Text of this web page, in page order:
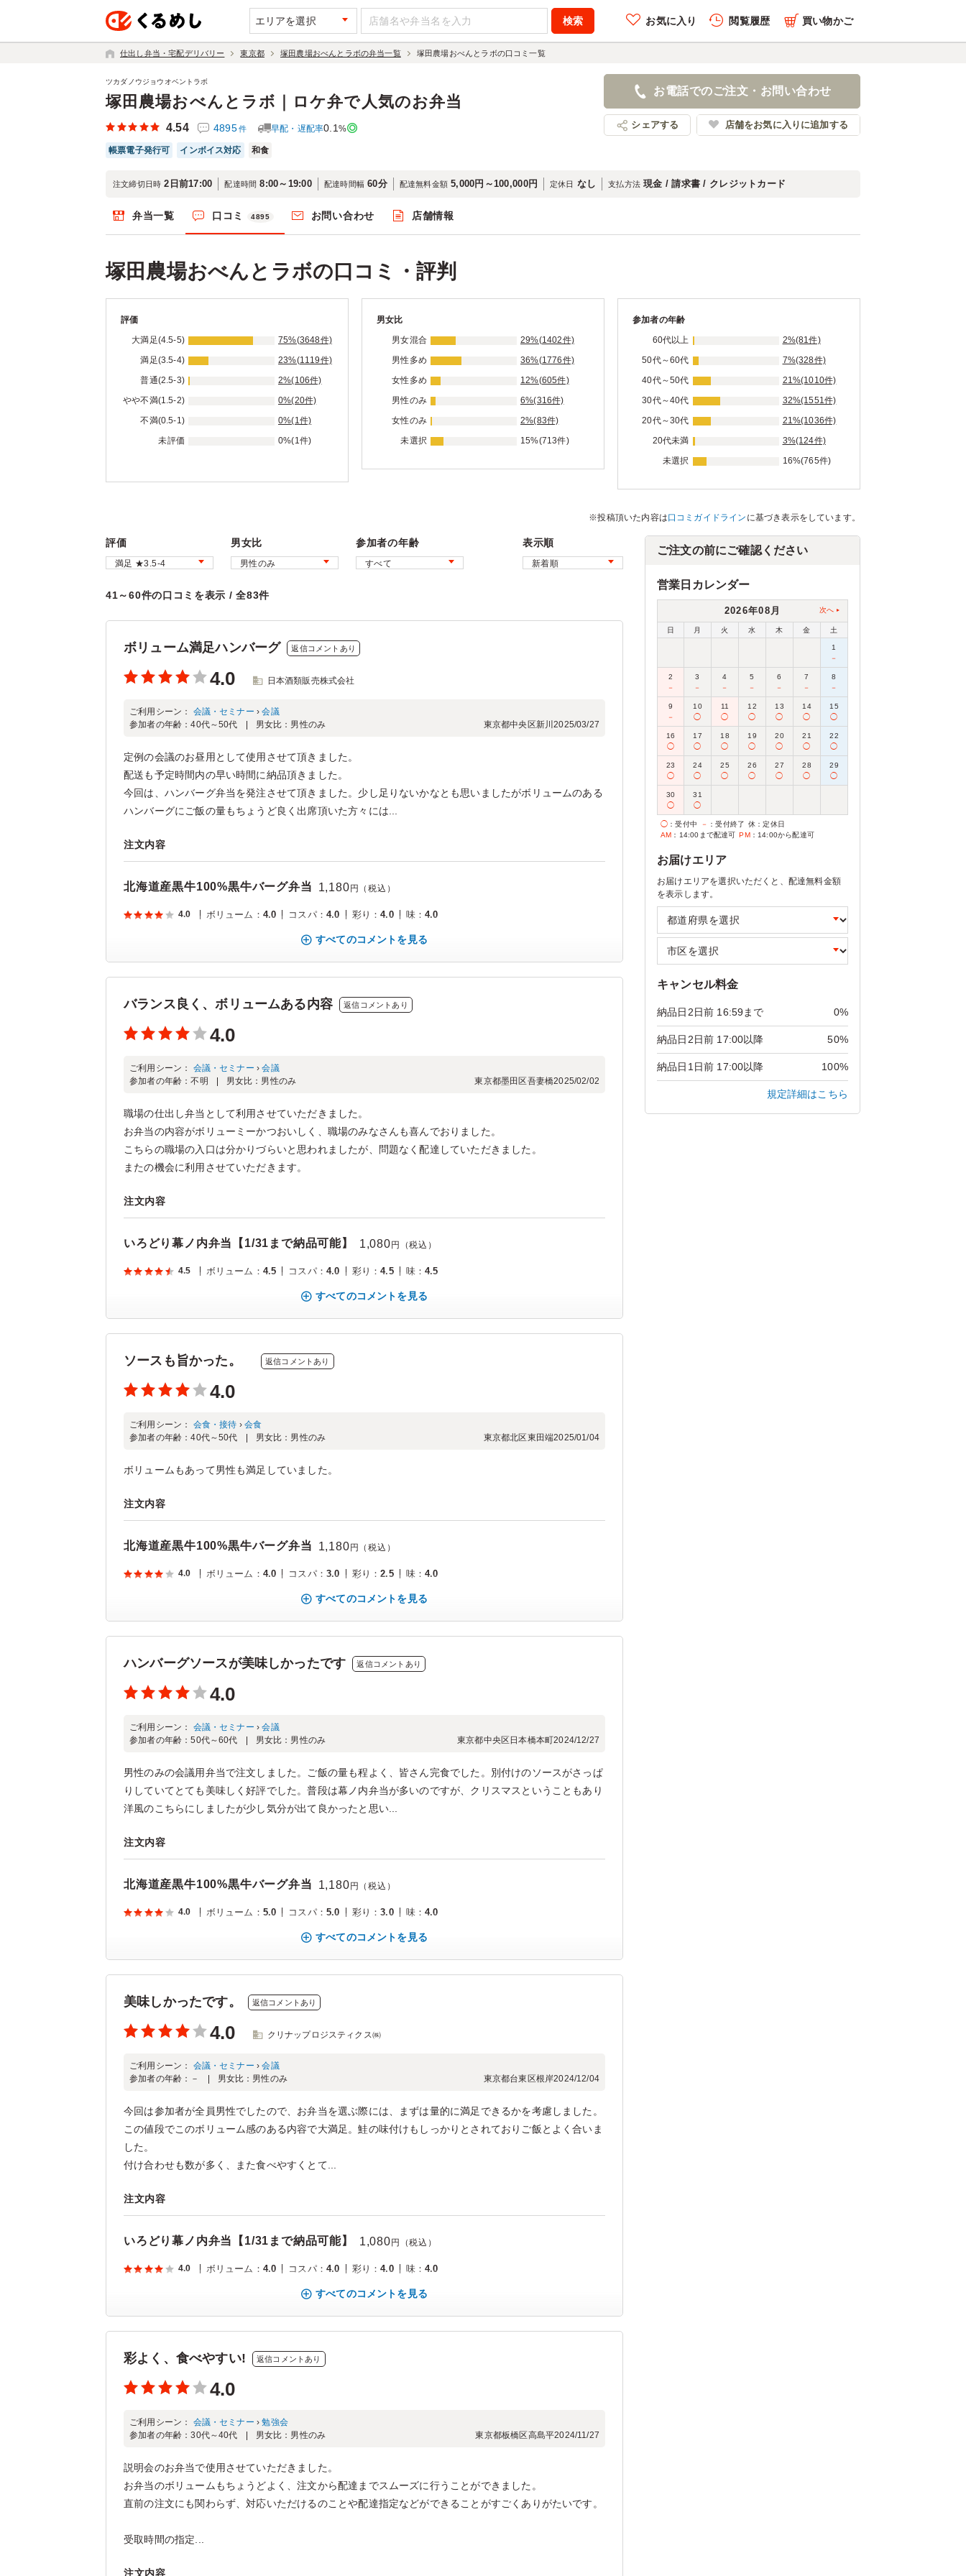
エリアを選択 お気に入り 閲覧履歴 買い物かご
仕出し弁当・宅配デリバリー 東京都 塚田農場おべんとラボの弁当一覧 塚田農場おべんとラボの口コミ一覧
塚田農場おべんとラボ｜ロケ弁で人気のお弁当
ツカダノウジョウオベントラボ
4.54 4895件 早配・遅配率0.1 %
帳票電子発行可 インボイス対応 和食
お電話でのご注文・お問い合わせ
シェアする 店舗をお気に入りに追加する
注文締切日時 2日前17:00 配達時間 8:00～19:00 配達時間幅 60分 配達無料金額 5,000円～100,000円 定休日 なし 支払方法 現金 / 請求書 / クレジットカード
弁当一覧 口コミ 4895 お問い合わせ 店舗情報
塚田農場おべんとラボの口コミ・評判
評価
大満足(4.5-5)
75%(3648件)
満足(3.5-4)
23%(1119件)
普通(2.5-3)
2%(106件)
やや不満(1.5-2)
0%(20件)
不満(0.5-1)
0%(1件)
未評価
0%(1件)
男女比
男女混合
29%(1402件)
男性多め
36%(1776件)
女性多め
12%(605件)
男性のみ
6%(316件)
女性のみ
2%(83件)
未選択
15%(713件)
参加者の年齢
60代以上
2%(81件)
50代～60代
7%(328件)
40代～50代
21%(1010件)
30代～40代
32%(1551件)
20代～30代
21%(1036件)
20代未満
3%(124件)
未選択
16%(765件)
※投稿頂いた内容は口コミガイドライン に基づき表示をしています。
評価 男女比 参加者の年齢 表示順
41～60件の口コミを表示 / 全83件
ボリューム満足ハンバーグ 返信コメントあり
4.0 日本酒類販売株式会社
ご利用シーン： 会議・セミナー ›会議
参加者の年齢：40代～50代 男女比： 男性のみ 東京都中央区新川2025/03/27
定例の会議のお昼用として使用させて頂きました。
配送も予定時間内の早い時間に納品頂きました。
今回は、ハンバーグ弁当を発注させて頂きました。少し足りないかなとも思いましたがボリュームのある
ハンバーグにご飯の量もちょうど良く出席頂いた方々には...
注文内容
北海道産黒牛100%黒牛バーグ弁当 1,180 円（税込）
4.0 ボリューム ： 4.0 コスパ： 4.0 彩り ：4.0 味：4.0
すべてのコメントを見る
バランス良く、ボリュームある内容 返信コメントあり
4.0
ご利用シーン： 会議・セミナー ›会議
参加者の年齢：不明 男女比： 男性のみ 東京都墨田区吾妻橋2025/02/02
職場の仕出し弁当として利用させていただきました。
お弁当の内容がボリューミーかつおいしく、職場のみなさんも喜んでおりました。
こちらの職場の入口は分かりづらいと思われましたが、問題なく配達していただきました。
またの機会に利用させていただきます。
注文内容
いろどり幕ノ内弁当【1/31まで納品可能】 1,080 円（税込）
4.5 ボリューム ： 4.5 コスパ： 4.0 彩り ：4.5 味：4.5
すべてのコメントを見る
ソースも旨かった。 返信コメントあり
4.0
ご利用シーン： 会食・接待 › 会食
参加者の年齢：40代～50代 男女比： 男性のみ 東京都北区東田端2025/01/04
ボリュームもあって男性も満足していました。
注文内容
北海道産黒牛100%黒牛バーグ弁当 1,180 円（税込）
4.0 ボリューム ： 4.0 コスパ： 3.0 彩り ：2.5 味：4.0
すべてのコメントを見る
ハンバーグソースが美味しかったです 返信コメントあり
4.0
ご利用シーン： 会議・セミナー ›会議
参加者の年齢：50代～60代 男女比： 男性のみ 東京都中央区日本橋本町2024/12/27
男性のみの会議用弁当で注文しました。ご飯の量も程よく、皆さん完食でした。別付けのソースがさっぱ
りしていてとても美味しく好評でした。普段は幕ノ内弁当が多いのですが、クリスマスということもあり
洋風のこちらにしましたが少し気分が出て良かったと思い...
注文内容
北海道産黒牛100%黒牛バーグ弁当 1,180 円（税込）
4.0 ボリューム ： 5.0 コスパ： 5.0 彩り ：3.0 味：4.0
すべてのコメントを見る
美味しかったです。 返信コメントあり
4.0 クリナップロジスティクス㈱
ご利用シーン： 会議・セミナー ›会議
参加者の年齢： － 男女比： 男性のみ 東京都台東区根岸2024/12/04
今回は参加者が全員男性でしたので、お弁当を選ぶ際には、まずは量的に満足できるかを考慮しました。
この値段でこのボリューム感のある内容で大満足。鮭の味付けもしっかりとされておりご飯とよく合いま
した。
付け合わせも数が多く、また食べやすくとて...
注文内容
いろどり幕ノ内弁当【1/31まで納品可能】 1,080 円（税込）
4.0 ボリューム ： 4.0 コスパ： 4.0 彩り ：4.0 味：4.0
すべてのコメントを見る
彩よく、食べやすい! 返信コメントあり
4.0
ご利用シーン： 会議・セミナー ›勉強会
参加者の年齢：30代～40代 男女比： 男性のみ 東京都板橋区高島平2024/11/27
説明会のお弁当で使用させていただきました。
お弁当のボリュームもちょうどよく、注文から配達までスムーズに行うことができました。
直前の注文にも関わらず、対応いただけるのことや配達指定などができることがすごくありがたいです。
受取時間の指定...
注文内容
ご注文の前にご確認ください
営業日カレンダー
2026年08月 次へ
日 月 火 水 木 金 土
1
－
2
－
3
－
4
－
5
－
6
－
7
－
8
－
9
－
10
◯
11
◯
12
◯
13
◯
14
◯
15
◯
16
◯
17
◯
18
◯
19
◯
20
◯
21
◯
22
◯
23
◯
24
◯
25
◯
26
◯
27
◯
28
◯
29
◯
30
◯
31
◯
◯ ：受付中 － ：受付終了 休 ：定休日
AM ：14:00まで配達可 PM：14:00から配達可
お届けエリア
お届けエリアを選択いただくと、配達無料金額
を表示します。
キャンセル料金
納品日2日前 16:59まで 0%
納品日2日前 17:00以降 50%
納品日1日前 17:00以降 100%
規定詳細はこちら